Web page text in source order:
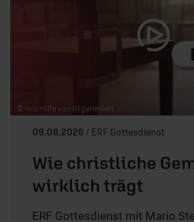
© mit Hilfe von KI generiert
09.08.2026 / ERF Gottesdienst
Wie christliche
wirklich trägt
ERF Gottesdienst mit Mario